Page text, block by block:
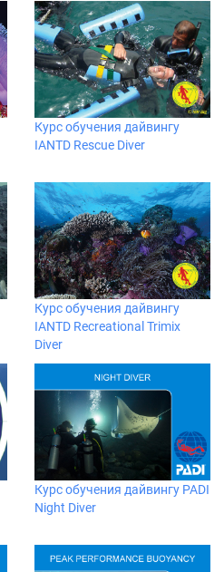
Курс обучения дайвингу
IANTD Rescue Diver
Курс обучения дайвингу
IANTD Recreational Trimix
Diver
Курс обучения дайвингу PADI
Night Diver